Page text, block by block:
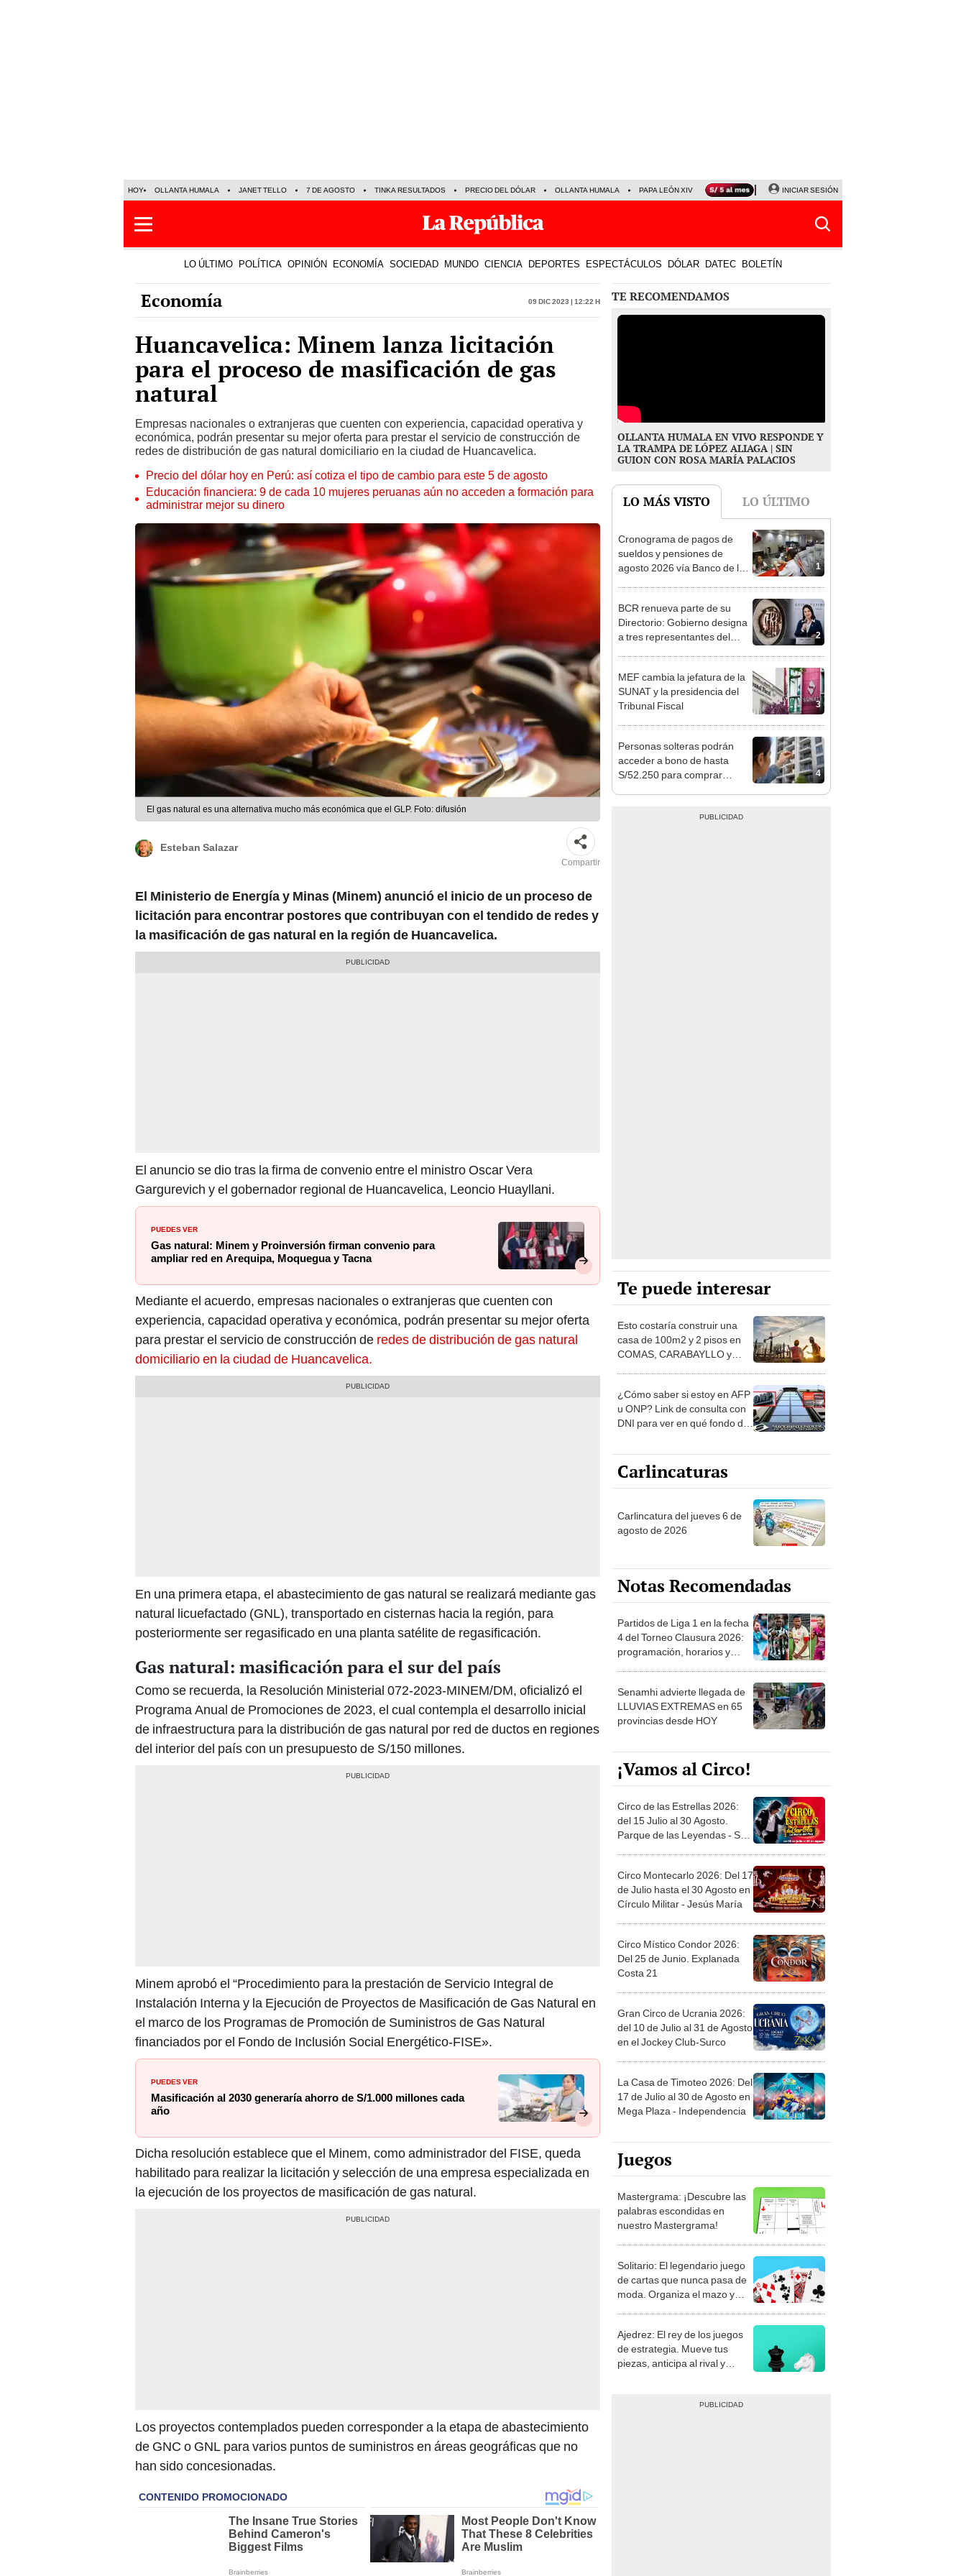
HOY OLLANTA HUMALA JANET TELLO 7 DE AGOSTO TINKA RESULTADOS PRECIO DEL DÓLAR OLLANTA HUMALA PAPA LEÓN XIV NALDY SALDAÑA LA BELLA LUZ
INICIAR SESIÓN
LO ÚLTIMO POLÍTICA OPINIÓN ECONOMÍA SOCIEDAD MUNDO CIENCIA DEPORTES ESPECTÁCULOS DÓLAR DATEC BOLETÍN
Economía 09 Dic 2023 | 12:22 h
Huancavelica: Minem lanza licitación
para el proceso de masificación de gas
natural
Empresas nacionales o extranjeras que cuenten con experiencia, capacidad operativa y
económica, podrán presentar su mejor oferta para prestar el servicio de construcción de
redes de distribución de gas natural domiciliario en la ciudad de Huancavelica.
Precio del dólar hoy en Perú: así cotiza el tipo de cambio para este 5 de agosto
Educación financiera: 9 de cada 10 mujeres peruanas aún no acceden a formación para
administrar mejor su dinero
El gas natural es una alternativa mucho más económica que el GLP. Foto: difusión
Esteban Salazar
Compartir
El Ministerio de Energía y Minas (Minem) anunció el inicio de un proceso de
licitación para encontrar postores que contribuyan con el tendido de redes y
la masificación de gas natural en la región de Huancavelica.
El anuncio se dio tras la firma de convenio entre el ministro Oscar Vera
Gargurevich y el gobernador regional de Huancavelica, Leoncio Huayllani.
PUEDES VER
Gas natural: Minem y Proinversión firman convenio para
ampliar red en Arequipa, Moquegua y Tacna
Mediante el acuerdo, empresas nacionales o extranjeras que cuenten con
experiencia, capacidad operativa y económica, podrán presentar su mejor oferta
para prestar el servicio de construcción de redes de distribución de gas natural
domiciliario en la ciudad de Huancavelica.
En una primera etapa, el abastecimiento de gas natural se realizará mediante gas
natural licuefactado (GNL), transportado en cisternas hacia la región, para
posteriormente ser regasificado en una planta satélite de regasificación.
Gas natural: masificación para el sur del país
Como se recuerda, la Resolución Ministerial 072-2023-MINEM/DM, oficializó el
Programa Anual de Promociones de 2023, el cual contempla el desarrollo inicial
de infraestructura para la distribución de gas natural por red de ductos en regiones
del interior del país con un presupuesto de S/150 millones.
Minem aprobó el “Procedimiento para la prestación de Servicio Integral de
Instalación Interna y la Ejecución de Proyectos de Masificación de Gas Natural en
el marco de los Programas de Promoción de Suministros de Gas Natural
financiados por el Fondo de Inclusión Social Energético-FISE».
PUEDES VER
Masificación al 2030 generaría ahorro de S/1.000 millones cada
año
Dicha resolución establece que el Minem, como administrador del FISE, queda
habilitado para realizar la licitación y selección de una empresa especializada en
la ejecución de los proyectos de masificación de gas natural.
Los proyectos contemplados pueden corresponder a la etapa de abastecimiento
de GNC o GNL para varios puntos de suministros en áreas geográficas que no
han sido concesionadas.
TE RECOMENDAMOS
OLLANTA HUMALA EN VIVO RESPONDE Y
LA TRAMPA DE LÓPEZ ALIAGA | SIN
GUION CON ROSA MARÍA PALACIOS
LO MÁS VISTO LO ÚLTIMO
1
Cronograma de pagos de
sueldos y pensiones de
agosto 2026 vía Banco de la
2
BCR renueva parte de su
Directorio: Gobierno designa
a tres representantes del
3
MEF cambia la jefatura de la
SUNAT y la presidencia del
Tribunal Fiscal
4
Personas solteras podrán
acceder a bono de hasta
S/52.250 para comprar
Te puede interesar
Esto costaría construir una
casa de 100m2 y 2 pisos en
COMAS, CARABAYLLO y
¿Cómo saber si estoy en AFP
u ONP? Link de consulta con
DNI para ver en qué fondo de
Carlincaturas
Carlincatura del jueves 6 de
agosto de 2026
Notas Recomendadas
Partidos de Liga 1 en la fecha
4 del Torneo Clausura 2026:
programación, horarios y
Senamhi advierte llegada de
LLUVIAS EXTREMAS en 65
provincias desde HOY
¡Vamos al Circo!
Circo de las Estrellas 2026:
del 15 Julio al 30 Agosto.
Parque de las Leyendas - San
Circo Montecarlo 2026: Del 17
de Julio hasta el 30 Agosto en
Círculo Militar - Jesús María
Circo Místico Condor 2026:
Del 25 de Junio. Explanada
Costa 21
Gran Circo de Ucrania 2026:
del 10 de Julio al 31 de Agosto
en el Jockey Club-Surco
La Casa de Timoteo 2026: Del
17 de Julio al 30 de Agosto en
Mega Plaza - Independencia
Juegos
Mastergrama: ¡Descubre las
palabras escondidas en
nuestro Mastergrama!
Solitario: El legendario juego
de cartas que nunca pasa de
moda. Organiza el mazo y
Ajedrez: El rey de los juegos
de estrategia. Mueve tus
piezas, anticipa al rival y